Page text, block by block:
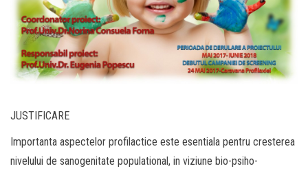
JUSTIFICARE
Importanta aspectelor profilactice este esentiala pentru cresterea
nivelului de sanogenitate populational, in viziune bio-psiho-